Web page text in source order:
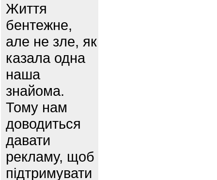
Життя
бентежне,
але не зле, як
казала одна
наша
знайома.
Тому нам
доводиться
давати
рекламу, щоб
підтримувати